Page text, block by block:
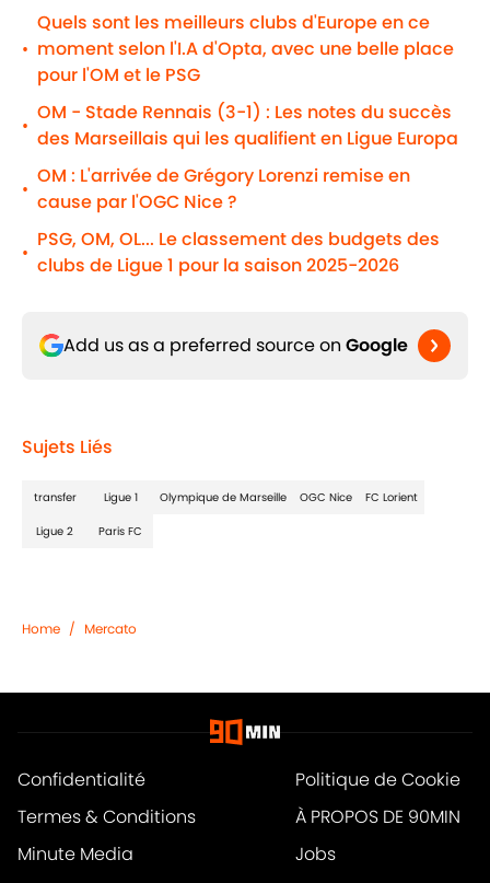
•
Quels sont les meilleurs clubs d'Europe en ce
moment selon l'I.A d'Opta, avec une belle place
pour l'OM et le PSG
•
OM - Stade Rennais (3-1) : Les notes du succès
des Marseillais qui les qualifient en Ligue Europa
•
OM : L'arrivée de Grégory Lorenzi remise en
cause par l'OGC Nice ?
•
PSG, OM, OL... Le classement des budgets des
clubs de Ligue 1 pour la saison 2025-2026
Add us as a preferred source on Google
Sujets Liés
transfer Ligue 1 Olympique de Marseille OGC Nice FC Lorient
Ligue 2 Paris FC
Home / Mercato
Confidentialité
Politique de Cookie
Termes & Conditions
À PROPOS DE 90MIN
Minute Media
Jobs